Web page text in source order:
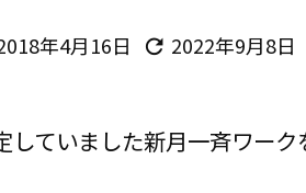
年4月16日  2022年9月8日
していました新月一斉ワー